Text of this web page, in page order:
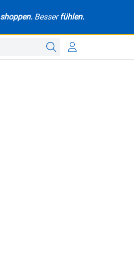
shoppen. Besserfühlen.